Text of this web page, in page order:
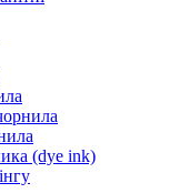
(dye ink)